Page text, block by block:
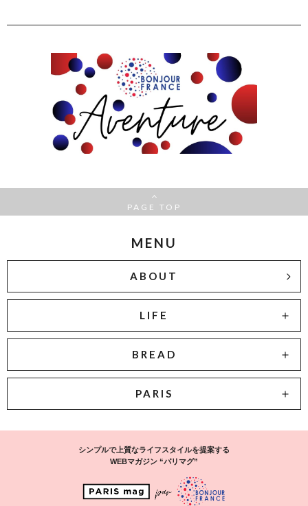
PAGE TOP
MENU
ABOUT
LIFE
BREAD
PARIS
シンプルで上質なライフスタイルを提案する
WEBマガジン “パリマグ”